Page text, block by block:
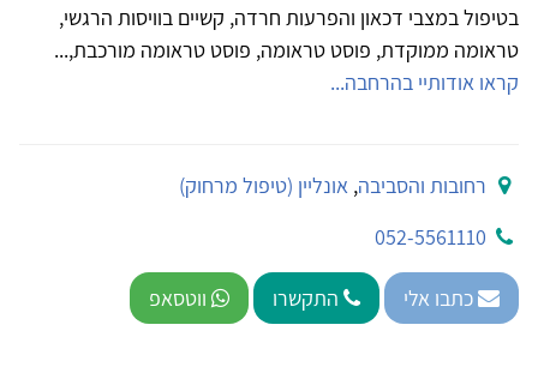
בטיפול במצבי דכאון והפרעות חרדה, קשיים בוויסות הרגשי,
טראומה ממוקדת, פוסט טראומה, פוסט טראומה מורכבת,...
קראו אודותיי בהרחבה...
רחובות והסביבה,אונליין (טיפול מרחוק)
052-5561110
כתבו אלי התקשרו ווטסאפ